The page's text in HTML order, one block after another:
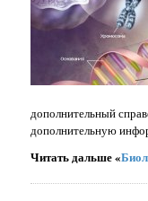
дополнительный
дополнительную
Читать дальше «